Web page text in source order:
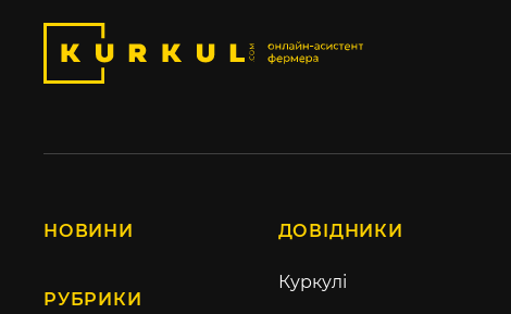
НОВИНИ
РУБРИКИ
ДОВІДНИКИ
Куркулі